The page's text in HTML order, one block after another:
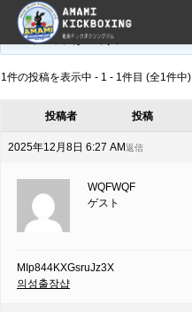
フロントページ › フォーラム
このトピックは空です。
1件の投稿を表示中 - 1 - 1件目 (全1件中)
投稿者 投稿
2025年12月8日 6:27 AM返信
WQFWQF
ゲスト
MIp844KXGsruJz3X
의성출장샵